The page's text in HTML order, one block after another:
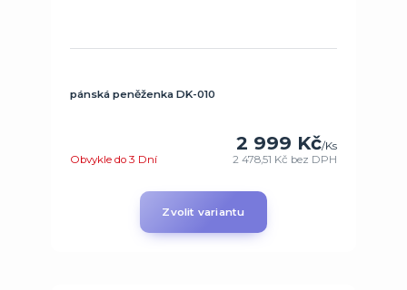
pánská peněženka DK-010
2 999 Kč/Ks
2 478,51 Kč bez DPH
Obvykle do 3 Dní
Zvolit variantu